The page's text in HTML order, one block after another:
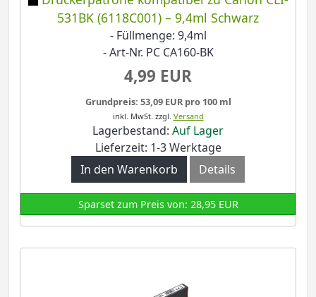
531BK (6118C001) – 9,4ml Schwarz
- Füllmenge: 9,4ml
- Art-Nr. PC CA160-BK
4,99 EUR
Grundpreis: 53,09 EUR pro 100 ml
inkl. MwSt. zzgl. Versand
Lagerbestand: Auf Lager
Lieferzeit: 1-3 Werktage
In den Warenkorb
Details
Sparset zum Preis von: 28,95 EUR